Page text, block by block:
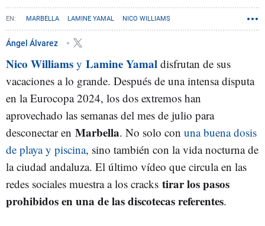
MARBELLA LAMINE YAMAL NICO WILLIAMS
Ángel Álvarez
Nico Williams y Lamine Yamal disfrutan de sus
vacaciones a lo grande. Después de una intensa disputa
en la Eurocopa 2024, los dos extremos han
aprovechado las semanas del mes de julio para
desconectar en Marbella. No solo con una buena dosis
de playa y piscina, sino también con la vida nocturna de
la ciudad andaluza. El último vídeo que circula en las
redes sociales muestra a los cracks tirar los pasos
prohibidos en una de las discotecas referentes.